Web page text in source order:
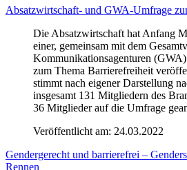
Absatzwirtschaft- und GWA-Umfrage
Die Absatzwirtschaft hat Anfang
einer, gemeinsam mit dem
Kommunikationsagenturen
zum Thema Barrierefreiheit
stimmt nach eigener Darstellung
insgesamt 131 Mitgliedern des
36 Mitglieder auf die Umfrage
Veröffentlicht am: 24.03.2022
Gendergerecht und barrierefrei –
Rennen